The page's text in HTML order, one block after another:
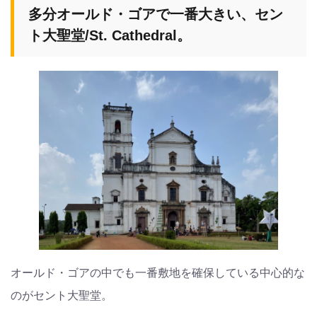
多分オールド・ゴアで一番大きい、セン
ト大聖堂/St. Cathedral。
オールド・ゴアの中でも一番敷地を確保している中心的な
のがセント大聖堂。